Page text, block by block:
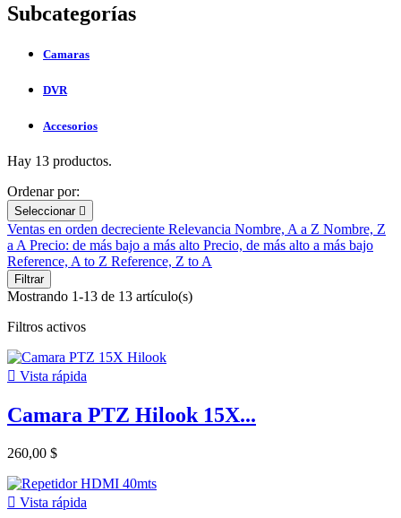
Subcategorías
Camaras
DVR
Accesorios
Hay 13 productos.
Ordenar por:
Seleccionar 
Ventas en orden decreciente Relevancia Nombre, A a Z Nombre, Z
a A Precio: de más bajo a más alto Precio, de más alto a más bajo
Reference, A to Z Reference, Z to A
Filtrar
Mostrando 1-13 de 13 artículo(s)
Filtros activos
 Vista rápida
Camara PTZ Hilook 15X...
260,00 $
 Vista rápida